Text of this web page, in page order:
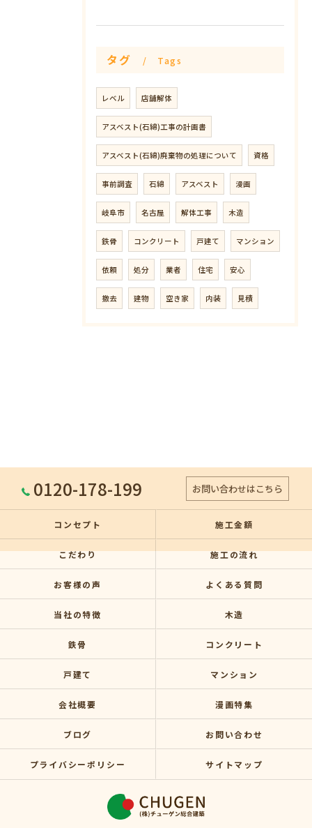
タグ Tags
レベル 店舗解体
アスベスト(石綿)工事の計画書
アスベスト(石綿)廃棄物の処理について 資格
事前調査 石綿 アスベスト 漫画
岐阜市 名古屋 解体工事 木造
鉄骨 コンクリート 戸建て マンション
依頼 処分 業者 住宅 安心
撤去 建物 空き家 内装 見積
0120-178-199 お問い合わせはこちら
コンセプト 施工金額
こだわり 施工の流れ
お客様の声 よくある質問
当社の特徴 木造
鉄骨 コンクリート
戸建て マンション
会社概要 漫画特集
ブログ お問い合わせ
プライバシーポリシー サイトマップ